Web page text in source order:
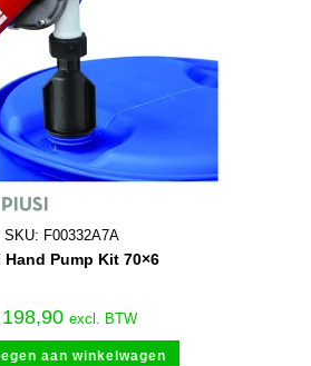
SKU: F00332A7A
Hand Pump Kit 70×6
198,90 excl. BTW
aan winkelwagen